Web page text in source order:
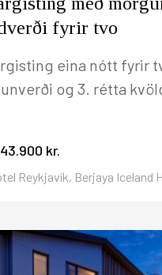
fyrir tvo
eina nótt fyrir
og 3. rétta
43.900 kr.
Reykjavík, Berjaya Iceland